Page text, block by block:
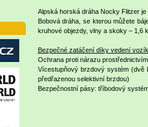
Alpská horská dráha Nocky Flitzer je
Bobová dráha, se kterou můžete
kruhové objezdy, vlny a skoky – 1,6
Bezpečné zatáčení díky vedení
Ochrana proti nárazu
Vícestupňový brzdový systém
předřazenou selektivní brzdou)
Bezpečnostní pásy: tříbodový